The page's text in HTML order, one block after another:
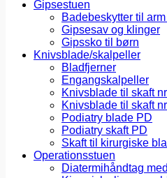
Gipsestuen
Badebeskytter til
Gipsesav og klinger
Gipssko til børn
Knivsblade/skalpeller
Bladfjerner
Engangskalpeller
Knivsblade til skaft
Knivsblade til skaft
Podiatry blade PD
Podiatry skaft PD
Skaft til kirurgiske
Operationsstuen
Diatermihåndtag